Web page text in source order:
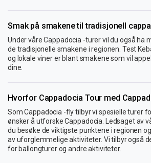
Smak på smakene til tradisjonell
Under våre Cappadocia -turer vil du også ha
de tradisjonelle smakene i regionen. Test
og lokale viner er blant smakene som vil
dine.
Hvorfor Cappadocia Tour med
Som Cappadocia -fly tilbyr vi spesielle turer
ønsker å utforske Cappadocia. Ledsaget av
du besøke de viktigste punktene i regionen
av uforglemmelige aktiviteter. Vi tilbyr også
for ballongturer og andre aktiviteter.